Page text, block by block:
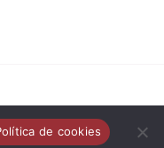
de cookies